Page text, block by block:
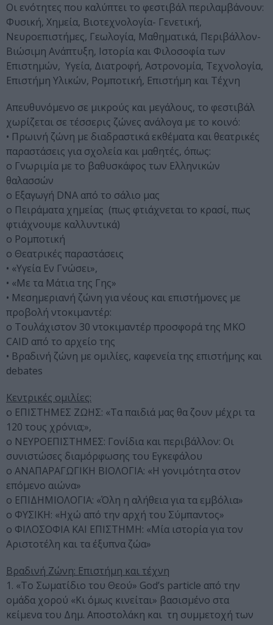
Οι ενότητες που καλύπτει το φεστιβάλ περιλαμβάνουν:
Φυσική, Χημεία, Βιοτεχνολογία- Γενετική,
Νευροεπιστήμες, Γεωλογία, Μαθηματικά, Περιβάλλον-
Βιώσιμη Ανάπτυξη, Ιστορία και Φιλοσοφία των
Επιστημών, Υγεία, Διατροφή, Αστρονομία, Τεχνολογία,
Επιστήμη Υλικών, Ρομποτική, Επιστήμη και Τέχνη
Απευθυνόμενο σε μικρούς και μεγάλους, το φεστιβάλ
χωρίζεται σε τέσσερις ζώνες ανάλογα με το κοινό:
• Πρωινή ζώνη με διαδραστικά εκθέματα και θεατρικές
παραστάσεις για σχολεία και μαθητές, όπως:
o Γνωριμία με το βαθυσκάφος των Ελληνικών
θαλασσών
o Εξαγωγή DNA από το σάλιο μας
o Πειράματα χημείας (πως φτιάχνεται το κρασί, πως
φτιάχνουμε καλλυντικά)
o Ρομποτική
o Θεατρικές παραστάσεις
• «Υγεία Εν Γνώσει»,
• «Με τα Μάτια της Γης»
• Μεσημεριανή ζώνη για νέους και επιστήμονες με
προβολή ντοκιμαντέρ:
o Τουλάχιστον 30 ντοκιμαντέρ προσφορά της ΜΚΟ
CAID από το αρχείο της
• Βραδινή ζώνη με ομιλίες, καφενεία της επιστήμης και
debates
Κεντρικές ομιλίες:
o ΕΠΙΣΤΗΜΕΣ ΖΩΗΣ: «Τα παιδιά μας θα ζουν μέχρι τα
120 τους χρόνια;»,
o ΝΕΥΡΟΕΠΙΣΤΗΜΕΣ: Γονίδια και περιβάλλον: Οι
συνιστώσες διαμόρφωσης του Εγκεφάλου
o ΑΝΑΠΑΡΑΓΩΓΙΚΗ ΒΙΟΛΟΓΙΑ: «H γονιμότητα στον
επόμενο αιώνα»
o ΕΠΙΔΗΜΙΟΛΟΓΙΑ: «Όλη η αλήθεια για τα εμβόλια»
o ΦΥΣΙΚΗ: «Ηχώ από την αρχή του Σύμπαντος»
o ΦΙΛΟΣΟΦΙΑ ΚΑΙ ΕΠΙΣΤΗΜΗ: «Μία ιστορία για τον
Αριστοτέλη και τα έξυπνα ζώα»
Βραδινή Ζώνη: Επιστήμη και τέχνη
1. «Το Σωματίδιο του Θεού» God’s particle από την
ομάδα χορού «Κι όμως κινείται» βασισμένο στα
κείμενα του Δημ. Αποστολάκη και τη συμμετοχή των